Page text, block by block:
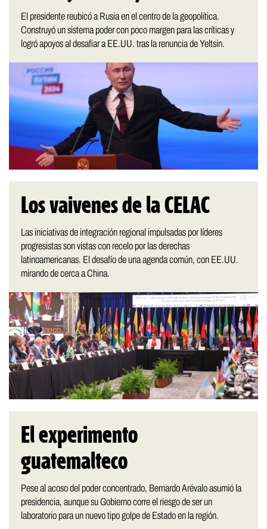
El presidente reubicó a Rusia en el centro de la geopolítica.
Construyó un sistema poder con poco margen para las críticas y
logró apoyos al desafiar a EE.UU. tras la renuncia de Yeltsin.
Los vaivenes de la CELAC
Las iniciativas de integración regional impulsadas por líderes
progresistas son vistas con recelo por las derechas
latinoamericanas. El desafío de una agenda común, con EE.UU.
mirando de cerca a China.
El experimento
guatemalteco
Pese al acoso del poder concentrado, Bernardo Arévalo asumió la
presidencia, aunque su Gobierno corre el riesgo de ser un
laboratorio para un nuevo tipo golpe de Estado en la región.